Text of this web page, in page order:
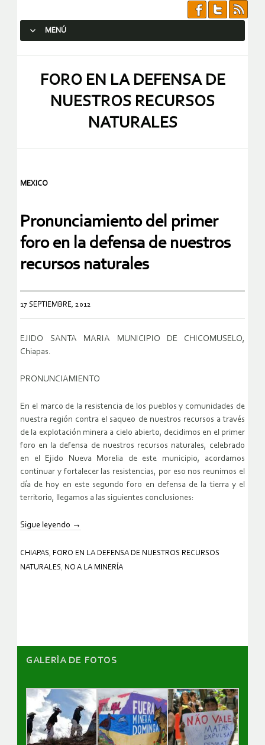
MENÚ
FORO EN LA DEFENSA DE
NUESTROS RECURSOS
NATURALES
MEXICO
Pronunciamiento del primer
foro en la defensa de nuestros
recursos naturales
17 SEPTIEMBRE, 2012
EJIDO SANTA MARIA MUNICIPIO DE CHICOMUSELO,
Chiapas.
PRONUNCIAMIENTO
En el marco de la resistencia de los pueblos y comunidades de
nuestra región contra el saqueo de nuestros recursos a través
de la explotación minera a cielo abierto, decidimos en el primer
foro en la defensa de nuestros recursos naturales, celebrado
en el Ejido Nueva Morelia de este municipio, acordamos
continuar y fortalecer las resistencias, por eso nos reunimos el
día de hoy en este segundo foro en defensa de la tierra y el
territorio, llegamos a las siguientes conclusiones:
Sigue leyendo →
CHIAPAS, FORO EN LA DEFENSA DE NUESTROS RECURSOS
NATURALES, NO A LA MINERÍA
GALERÌA DE FOTOS